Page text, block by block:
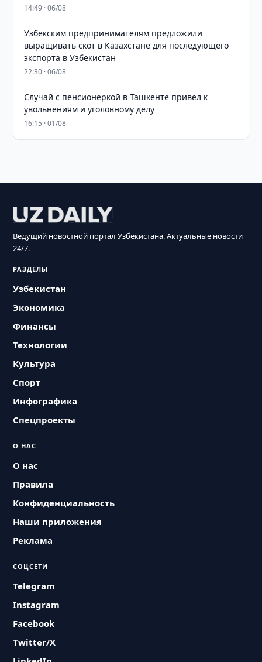
14:49 · 06/08
Узбекским предпринимателям предложили
выращивать скот в Казахстане для последующего
экспорта в Узбекистан
22:30 · 06/08
Случай с пенсионеркой в Ташкенте привел к
увольнениям и уголовному делу
16:15 · 01/08
Ведущий новостной портал Узбекистана. Актуальные новости
24/7.
РАЗДЕЛЫ
Узбекистан
Экономика
Финансы
Технологии
Культура
Спорт
Инфографика
Спецпроекты
О НАС
О нас
Правила
Конфиденциальность
Наши приложения
Реклама
СОЦСЕТИ
Telegram
Instagram
Facebook
Twitter/X